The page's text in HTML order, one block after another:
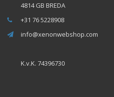
4814 GB BREDA
+31 76 5228908
info@xenonwebshop.com
K.v.K. 74396730